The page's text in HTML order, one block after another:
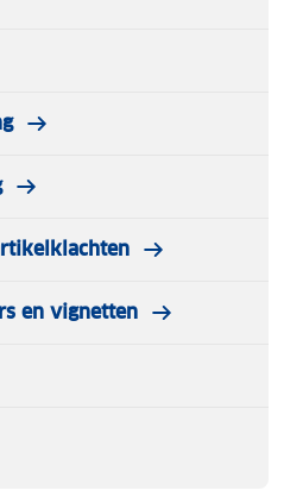
en vignetten